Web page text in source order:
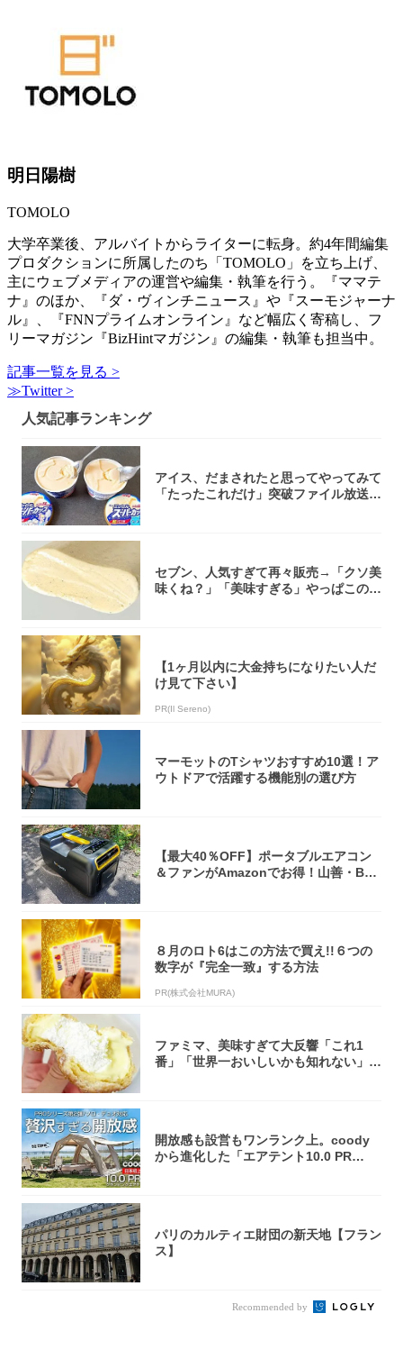
明日陽樹
TOMOLO
大学卒業後、アルバイトからライターに転身。約4年間編集
プロダクションに所属したのち「TOMOLO」を立ち上げ、
主にウェブメディアの運営や編集・執筆を行う。『ママテ
ナ』のほか、『ダ・ヴィンチニュース』や『スーモジャーナ
ル』、『FNNプライムオンライン』など幅広く寄稿し、フ
リーマガジン『BizHintマガジン』の編集・執筆も担当中。
記事一覧を見る >
≫Twitter >
人気記事ランキング
アイス、だまされたと思ってやってみて
「たったこれだけ」突破ファイル放送で
セブン、人気すぎて再々販売→「クソ美
味くね？」「美味すぎる」やっぱこのク
【1ヶ月以内に大金持ちになりたい人だ
け見て下さい】
PR(Il Sereno)
マーモットのTシャツおすすめ10選！ア
ウトドアで活躍する機能別の選び方
【最大40％OFF】ポータブルエアコン
＆ファンがAmazonでお得！山善・Bo
８月のロト6はこの方法で買え!!６つの
数字が『完全一致』する方法
PR(株式会社MURA)
ファミマ、美味すぎて大反響「これ1
番」「世界一おいしいかも知れない」
開放感も設営もワンランク上。coody
から進化した「エアテント10.0 PR
パリのカルティエ財団の新天地【フラン
ス】
Recommended by